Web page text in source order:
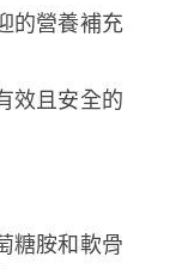
的營養補充
效且安全的
糖胺和軟骨